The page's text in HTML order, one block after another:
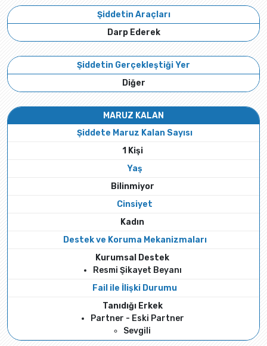
Şiddetin Araçları
Darp Ederek
Şiddetin Gerçekleştiği Yer
Diğer
MARUZ KALAN
Şiddete Maruz Kalan Sayısı
1 Kişi
Yaş
Bilinmiyor
Cinsiyet
Kadın
Destek ve Koruma Mekanizmaları
Kurumsal Destek
Resmi Şikayet Beyanı
Fail ile İlişki Durumu
Tanıdığı Erkek
Partner - Eski Partner
Sevgili